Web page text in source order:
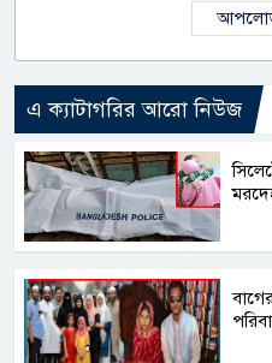
এ ক্যাটাগরির আরো নিউজ